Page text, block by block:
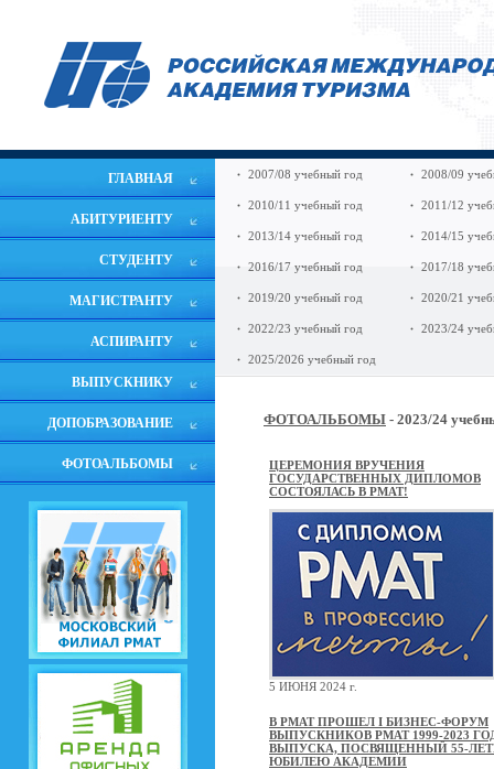
ГЛАВНАЯ
АБИТУРИЕНТУ
СТУДЕНТУ
МАГИСТРАНТУ
АСПИРАНТУ
ВЫПУСКНИКУ
ДОПОБРАЗОВАНИЕ
ФОТОАЛЬБОМЫ
2007/08 учебный год 2008/09
2010/11 учебный год 2011/12
2013/14 учебный год 2014/15
2016/17 учебный год 2017/18
2019/20 учебный год 2020/21
2022/23 учебный год 2023/24
2025/2026 учебный год
ФОТОАЛЬБОМЫ - 2023/24
ЦЕРЕМОНИЯ ВРУЧЕНИЯ
ГОСУДАРСТВЕННЫХ ДИПЛОМОВ
СОСТОЯЛАСЬ В РМАТ!
5 ИЮНЯ 2024 г.
В РМАТ ПРОШЕЛ I БИЗНЕС-ФОРУМ
ВЫПУСКНИКОВ РМАТ 1999-2023
ВЫПУСКА, ПОСВЯЩЕННЫЙ 55-
ЮБИЛЕЮ АКАДЕМИИ